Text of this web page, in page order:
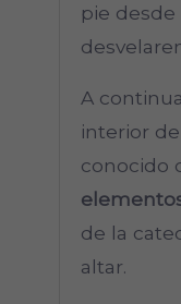
pie desde
A
interior
conocido
de la
altar.